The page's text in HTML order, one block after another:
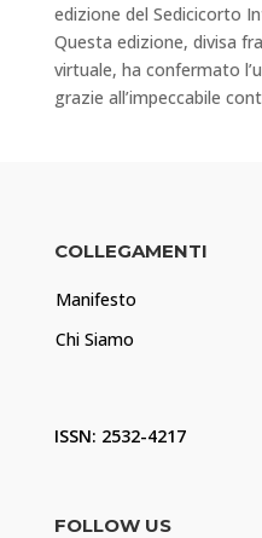
edizione del Sedicicorto
Questa edizione, divisa
virtuale, ha confermato
grazie all’impeccabile
COLLEGAMENTI
Manifesto
Chi Siamo
ISSN: 2532-4217
FOLLOW US